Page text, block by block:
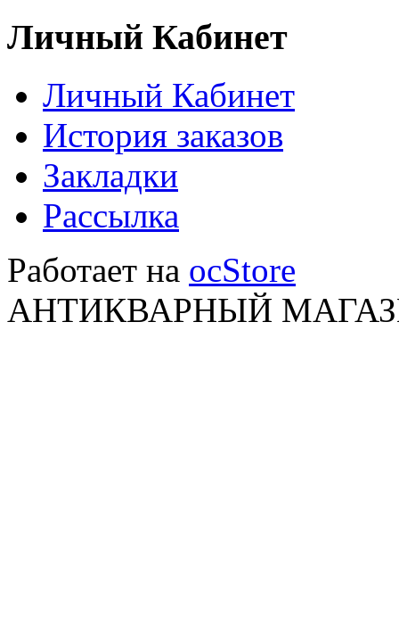
Личный Кабинет
Личный Кабинет
История заказов
Закладки
Рассылка
Работает на ocStore
АНТИКВАРНЫЙ